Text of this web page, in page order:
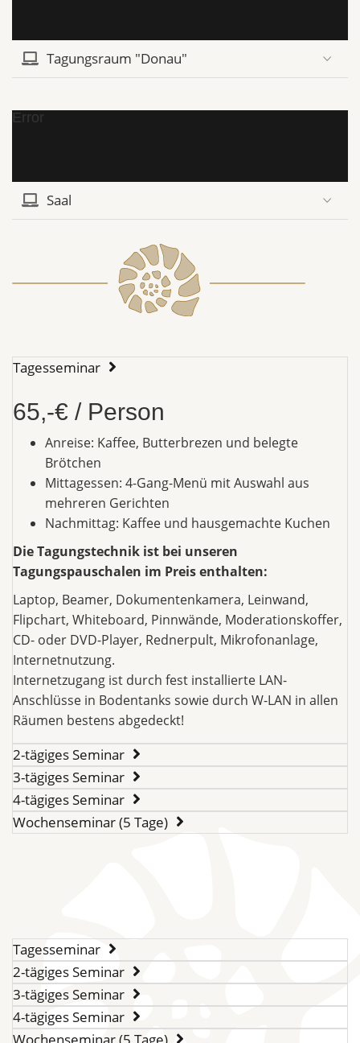
Tagungsraum "Donau"
Error
Saal
Tagesseminar
65,-€ / Person
Anreise: Kaffee, Butterbrezen und belegte
Brötchen
Mittagessen: 4-Gang-Menü mit Auswahl aus
mehreren Gerichten
Nachmittag: Kaffee und hausgemachte Kuchen
Die Tagungstechnik ist bei unseren
Tagungspauschalen im Preis enthalten:
Laptop, Beamer, Dokumentenkamera, Leinwand,
Flipchart, Whiteboard, Pinnwände, Moderationskoffer,
CD- oder DVD-Player, Rednerpult, Mikrofonanlage,
Internetnutzung.
Internetzugang ist durch fest installierte LAN-
Anschlüsse in Bodentanks sowie durch W-LAN in allen
Räumen bestens abgedeckt!
2-tägiges Seminar
3-tägiges Seminar
4-tägiges Seminar
Wochenseminar (5 Tage)
Tagesseminar
2-tägiges Seminar
3-tägiges Seminar
4-tägiges Seminar